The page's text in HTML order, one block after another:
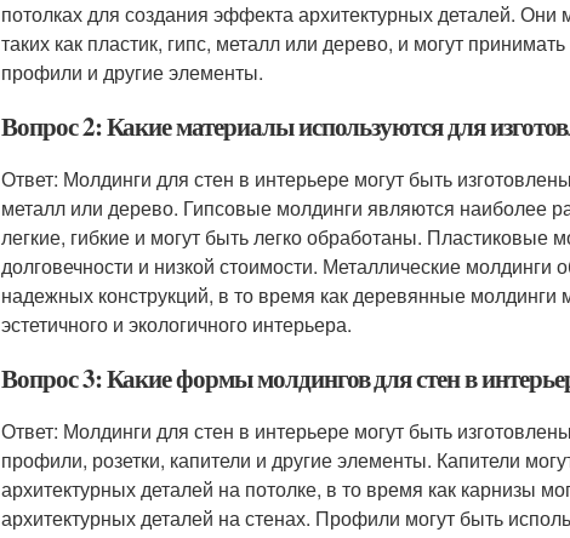
потолках для создания эффекта архитектурных деталей.
таких как пластик, гипс, металл или дерево, и могут
профили и другие элементы.
Вопрос 2: Какие материалы используются для
Ответ: Молдинги для стен в интерьере могут быть
металл или дерево. Гипсовые молдинги являются наиболее
легкие, гибкие и могут быть легко обработаны. Пластиковые
долговечности и низкой стоимости. Металлические
надежных конструкций, в то время как деревянные молдинги
эстетичного и экологичного интерьера.
Вопрос 3: Какие формы молдингов для стен в
Ответ: Молдинги для стен в интерьере могут быть
профили, розетки, капители и другие элементы. Капители
архитектурных деталей на потолке, в то время как карнизы
архитектурных деталей на стенах. Профили могут быть